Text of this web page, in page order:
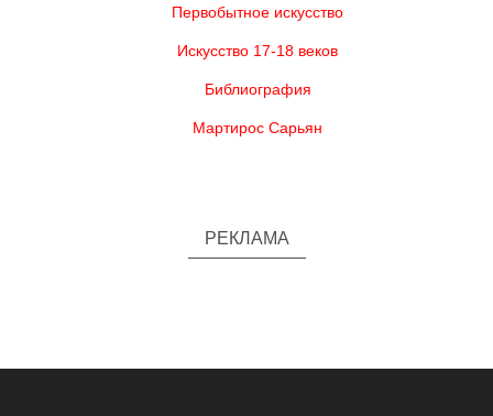
Первобытное искусство
Искусство 17-18 веков
Библиография
Мартирос Сарьян
РЕКЛАМА